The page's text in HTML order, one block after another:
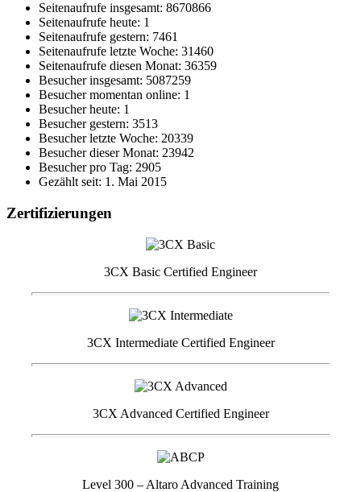
Seitenaufrufe insgesamt: 8670866
Seitenaufrufe heute: 1
Seitenaufrufe gestern: 7461
Seitenaufrufe letzte Woche: 31460
Seitenaufrufe diesen Monat: 36359
Besucher insgesamt: 5087259
Besucher momentan online: 1
Besucher heute: 1
Besucher gestern: 3513
Besucher letzte Woche: 20339
Besucher dieser Monat: 23942
Besucher pro Tag: 2905
Gezählt seit: 1. Mai 2015
Zertifizierungen
3CX Basic Certified Engineer
3CX Intermediate Certified Engineer
3CX Advanced Certified Engineer
Level 300 – Altaro Advanced Training